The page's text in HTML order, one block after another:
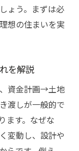
ょう。まずは必
想の住まいを実
を解説
資金計画→土地
渡しが一般的で
ます。なぜな
変動し、設計や